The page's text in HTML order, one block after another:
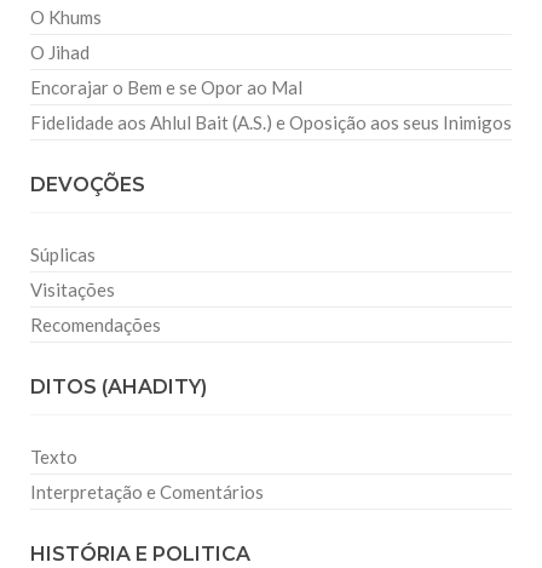
O Khums
O Jihad
Encorajar o Bem e se Opor ao Mal
Fidelidade aos Ahlul Bait (A.S.) e Oposição aos seus Inimigos
DEVOÇÕES
Súplicas
Visitações
Recomendações
DITOS (AHADITY)
Texto
Interpretação e Comentários
HISTÓRIA E POLITICA